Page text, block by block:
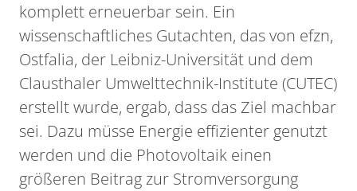
komplett erneuerbar sein. Ein
wissenschaftliches Gutachten, das von efzn,
Ostfalia, der Leibniz-Universität und dem
Clausthaler Umwelttechnik-Institute (CUTEC)
erstellt wurde, ergab, dass das Ziel machbar
sei. Dazu müsse Energie effizienter genutzt
werden und die Photovoltaik einen
größeren Beitrag zur Stromversorgung